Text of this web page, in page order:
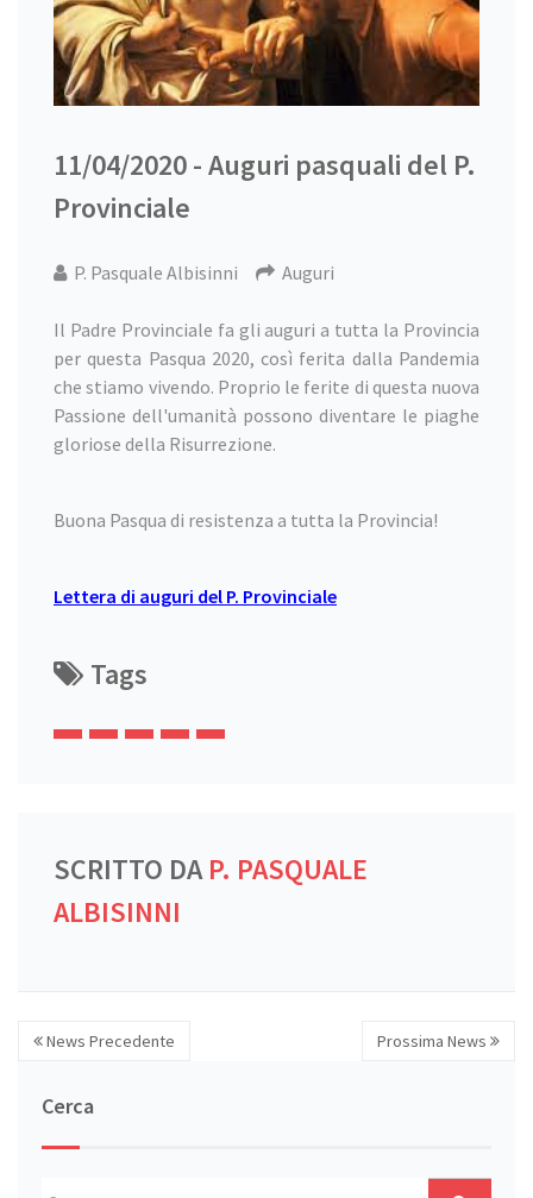
11/04/2020 - Auguri pasquali del P.
Provinciale
P. Pasquale Albisinni Auguri
Il Padre Provinciale fa gli auguri a tutta la Provincia
per questa Pasqua 2020, così ferita dalla Pandemia
che stiamo vivendo. Proprio le ferite di questa nuova
Passione dell'umanità possono diventare le piaghe
gloriose della Risurrezione.
Buona Pasqua di resistenza a tutta la Provincia!
Lettera di auguri del P. Provinciale
Tags
SCRITTO DAP. PASQUALE
ALBISINNI
Prossima News
News Precedente
Cerca